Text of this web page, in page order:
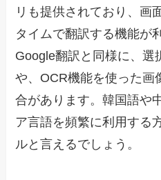
リも提供されており、画
タイムで翻訳する機能が
Google翻訳と同様に、選
や、OCR機能を使った画
合があります。韓国語や
ア言語を頻繁に利用する
ルと言えるでしょう。